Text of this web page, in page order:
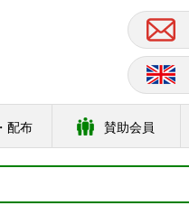
配布 賛助会員